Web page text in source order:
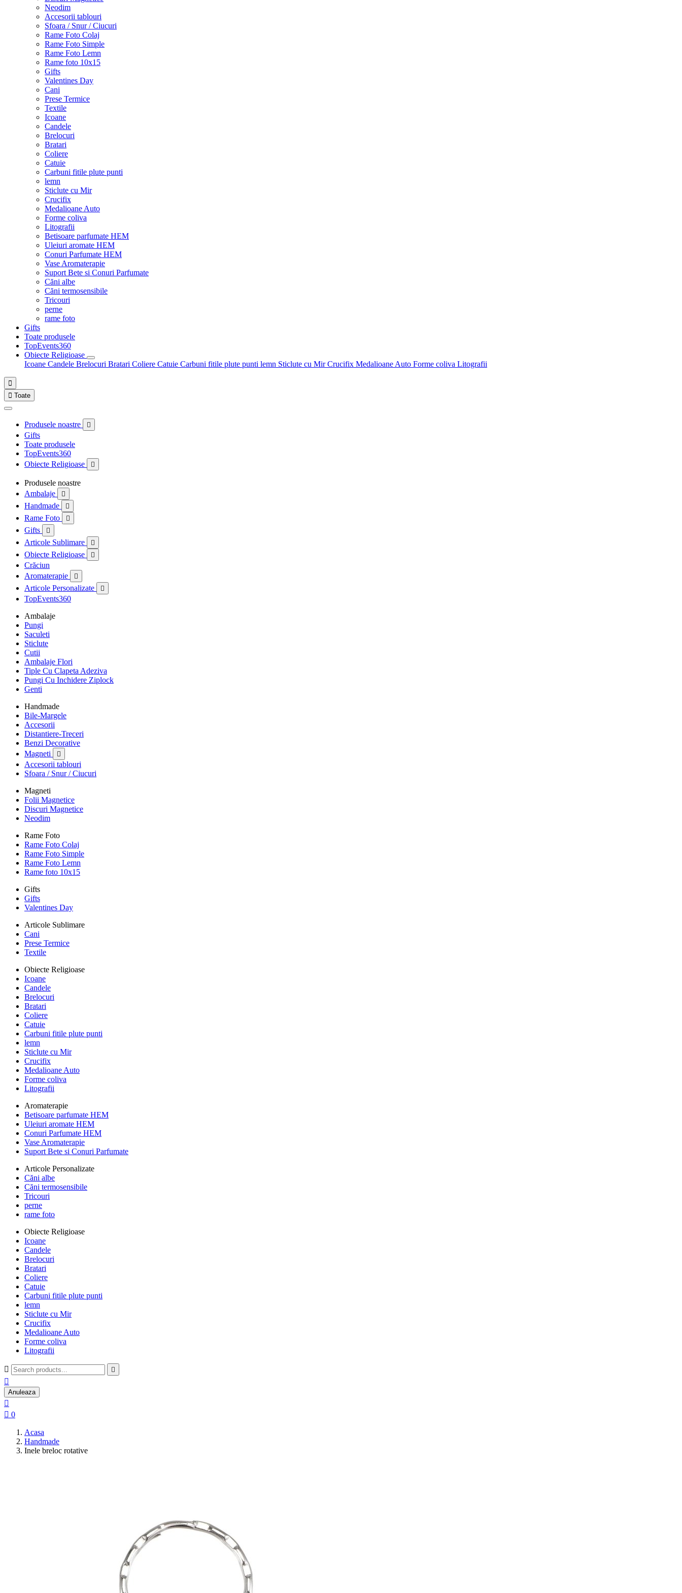
Neodim
Accesorii tablouri
Sfoara / Snur / Ciucuri
Rame Foto Colaj
Rame Foto Simple
Rame Foto Lemn
Rame foto 10x15
Gifts
Valentines Day
Cani
Prese Termice
Textile
Icoane
Candele
Brelocuri
Bratari
Coliere
Catuie
Carbuni fitile plute punti
lemn
Sticlute cu Mir
Crucifix
Medalioane Auto
Forme coliva
Litografii
Betisoare parfumate HEM
Uleiuri aromate HEM
Conuri Parfumate HEM
Vase Aromaterapie
Suport Bete si Conuri Parfumate
Căni albe
Căni termosensibile
Tricouri
perne
rame foto
Gifts
Toate produsele
TopEvents360
Obiecte Religioase
Icoane Candele Brelocuri Bratari Coliere Catuie Carbuni fitile plute punti lemn Sticlute cu MirCrucifix Medalioane Auto Forme coliva Litografii

 Toate
Produsele noastre 
Gifts
Toate produsele
TopEvents360
Obiecte Religioase

Produsele noastre
Ambalaje

Handmade 
Rame Foto 
Gifts 
Articole Sublimare 
Obiecte Religioase 
Crăciun
Aromaterapie

Articole Personalizate 
TopEvents360
Ambalaje
Pungi
Saculeti
Sticlute
Cutii
Ambalaje Flori
Tiple Cu Clapeta Adeziva
Pungi Cu Inchidere Ziplock
Genti
Handmade
Bile-Margele
Accesorii
Distantiere-Treceri
Benzi Decorative
Magneti

Accesorii tablouri
Sfoara / Snur / Ciucuri
Magneti
Folii Magnetice
Discuri Magnetice
Neodim
Rame Foto
Rame Foto Colaj
Rame Foto Simple
Rame Foto Lemn
Rame foto 10x15
Gifts
Gifts
Valentines Day
Articole Sublimare
Cani
Prese Termice
Textile
Obiecte Religioase
Icoane
Candele
Brelocuri
Bratari
Coliere
Catuie
Carbuni fitile plute punti
lemn
Sticlute cu Mir
Crucifix
Medalioane Auto
Forme coliva
Litografii
Aromaterapie
Betisoare parfumate HEM
Uleiuri aromate HEM
Conuri Parfumate HEM
Vase Aromaterapie
Suport Bete si Conuri Parfumate
Articole Personalizate
Căni albe
Căni termosensibile
Tricouri
perne
rame foto
Obiecte Religioase
Icoane
Candele
Brelocuri
Bratari
Coliere
Catuie
Carbuni fitile plute punti
lemn
Sticlute cu Mir
Crucifix
Medalioane Auto
Forme coliva
Litografii
 

Anuleaza

 0
Acasa
Handmade
Inele breloc rotative